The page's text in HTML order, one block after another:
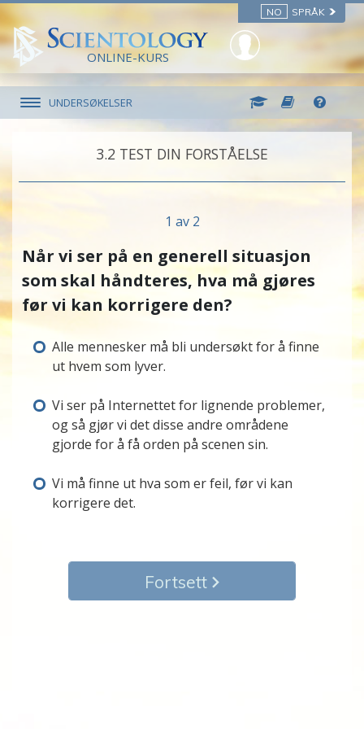
NO SPRÅK
ONLINE-KURS
UNDERSØKELSER
3.‎2 TEST DIN FORSTÅELSE
1 av 2
Når vi ser på en generell situasjon
som skal håndteres, hva må gjøres
før vi kan korrigere den?
Alle mennesker må bli undersøkt for å finne
ut hvem som lyver.
Vi ser på Internettet for lignende problemer,
og så gjør vi det disse andre områdene
gjorde for å få orden på scenen sin.
Vi må finne ut hva som er feil, før vi kan
korrigere det.
Fortsett